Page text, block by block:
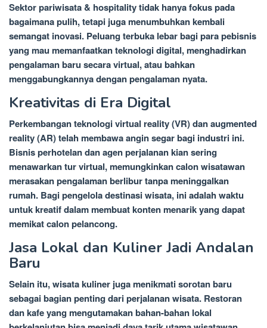
Sektor pariwisata & hospitality tidak hanya fokus pada
bagaimana pulih, tetapi juga menumbuhkan kembali
semangat inovasi. Peluang terbuka lebar bagi para pebisnis
yang mau memanfaatkan teknologi digital, menghadirkan
pengalaman baru secara virtual, atau bahkan
menggabungkannya dengan pengalaman nyata.
Kreativitas di Era Digital
Perkembangan teknologi virtual reality (VR) dan augmented
reality (AR) telah membawa angin segar bagi industri ini.
Bisnis perhotelan dan agen perjalanan kian sering
menawarkan tur virtual, memungkinkan calon wisatawan
merasakan pengalaman berlibur tanpa meninggalkan
rumah. Bagi pengelola destinasi wisata, ini adalah waktu
untuk kreatif dalam membuat konten menarik yang dapat
memikat calon pelancong.
Jasa Lokal dan Kuliner Jadi Andalan
Baru
Selain itu, wisata kuliner juga menikmati sorotan baru
sebagai bagian penting dari perjalanan wisata. Restoran
dan kafe yang mengutamakan bahan-bahan lokal